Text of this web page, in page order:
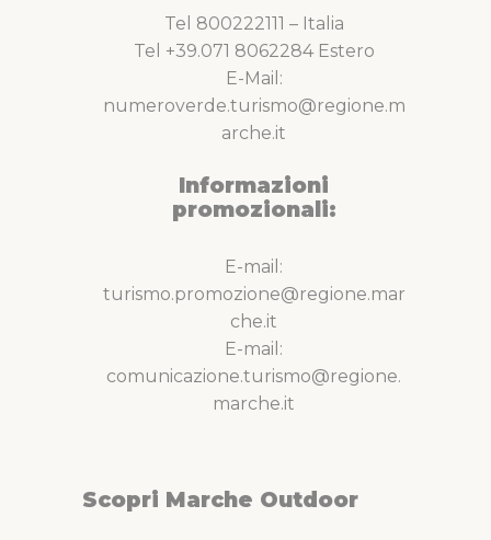
Tel 800222111 – Italia
Tel +39.071 8062284 Estero
E-Mail:
numeroverde.turismo@regione.m
arche.it
Informazioni
promozionali:
E-mail:
turismo.promozione@regione.mar
che.it
E-mail:
comunicazione.turismo@regione.
marche.it
Scopri Marche Outdoor